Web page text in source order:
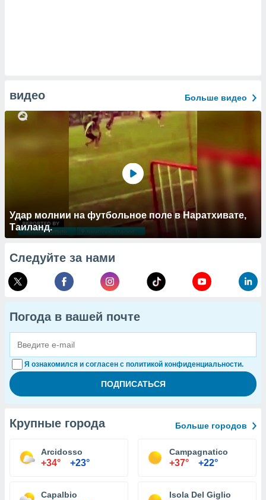
видео Больше видео
Удар молнии на футбольное поле в Наратхивате,
Таиланд.
Следуйте за нами
Погода в вашей почте
Я ознакомился и согласен с политикой конфиденциальности.
Крупные города Больше городов
Arcidosso
+34° +23°
Campagnatico
+37° +22°
Capalbio Isola Del Giglio